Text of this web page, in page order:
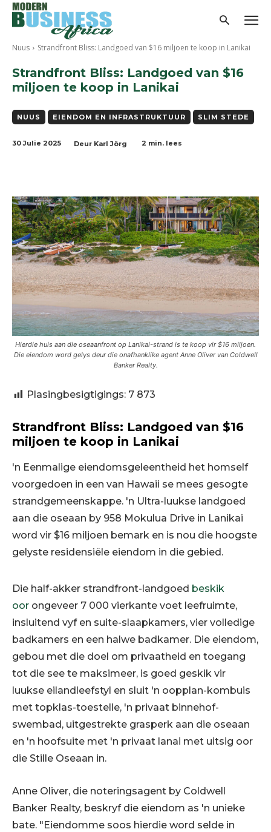
Nuus Strandfront Bliss: Landgoed van $16 miljoen te koop in Lanikai
Strandfront Bliss: Landgoed van $16
miljoen te koop in Lanikai
NUUS EIENDOM EN INFRASTRUKTUUR SLIM STEDE
30 Julie 2025 Deur Karl Jörg 2 min. lees
Hierdie huis aan die oseaanfront op Lanikai-strand is te koop vir $16 miljoen.
Die eiendom word gelys deur die onafhanklike agent Anne Oliver van Coldwell
Banker Realty.
Plasingbesigtigings: 7 873
Strandfront Bliss: Landgoed van $16
miljoen te koop in Lanikai
'n Eenmalige eiendomsgeleentheid het homself
voorgedoen in een van Hawaii se mees gesogte
strandgemeenskappe. 'n Ultra-luukse landgoed
aan die oseaan by 958 Mokulua Drive in Lanikai
word vir $16 miljoen bemark en is nou die hoogste
gelyste residensiële eiendom in die gebied.
Die half-akker strandfront-landgoed beskik
oor ongeveer 7 000 vierkante voet leefruimte,
insluitend vyf en suite-slaapkamers, vier volledige
badkamers en een halwe badkamer. Die eiendom,
gebou met die doel om privaatheid en toegang
tot die see te maksimeer, is goed geskik vir
luukse eilandleefstyl en sluit 'n oopplan-kombuis
met topklas-toestelle, 'n privaat binnehof-
swembad, uitgestrekte grasperk aan die oseaan
en 'n hoofsuite met 'n privaat lanai met uitsig oor
die Stille Oseaan in.
Anne Oliver, die noteringsagent by Coldwell
Banker Realty, beskryf die eiendom as 'n unieke
bate. "Eiendomme soos hierdie word selde in